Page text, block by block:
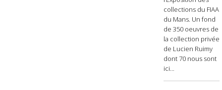
collections du FIAA
du Mans. Un fond
de 350 oeuvres de
la collection privée
de Lucien Ruimy
dont 70 nous sont
ici...